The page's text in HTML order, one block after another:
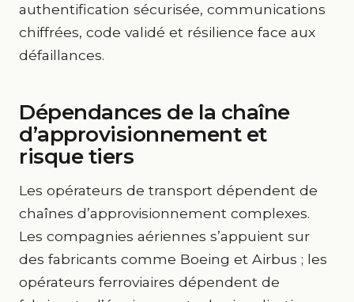
authentification sécurisée, communications
chiffrées, code validé et résilience face aux
défaillances.
Dépendances de la chaîne
d’approvisionnement et
risque tiers
Les opérateurs de transport dépendent de
chaînes d’approvisionnement complexes.
Les compagnies aériennes s’appuient sur
des fabricants comme Boeing et Airbus ; les
opérateurs ferroviaires dépendent de